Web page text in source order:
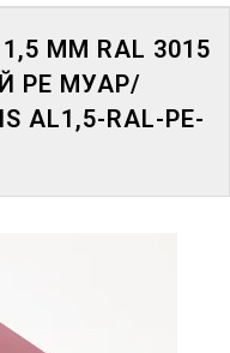
ММ RAL 3015
PE МУАР/
AL1,5-RAL-PE-